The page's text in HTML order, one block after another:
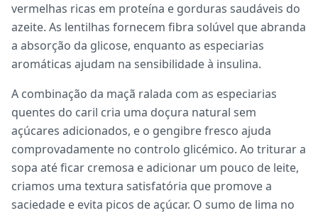
vermelhas ricas em proteína e gorduras saudáveis do
azeite. As lentilhas fornecem fibra solúvel que abranda
a absorção da glicose, enquanto as especiarias
aromáticas ajudam na sensibilidade à insulina.
A combinação da maçã ralada com as especiarias
quentes do caril cria uma doçura natural sem
açúcares adicionados, e o gengibre fresco ajuda
comprovadamente no controlo glicémico. Ao triturar a
sopa até ficar cremosa e adicionar um pouco de leite,
criamos uma textura satisfatória que promove a
saciedade e evita picos de açúcar. O sumo de lima no